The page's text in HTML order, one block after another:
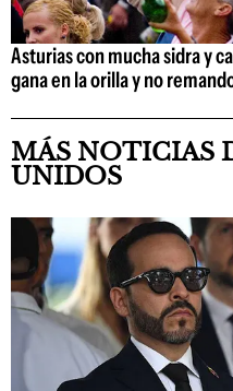
Asturias con mucha sidra y
gana en la orilla y no
MÁS NOTICIAS
UNIDOS